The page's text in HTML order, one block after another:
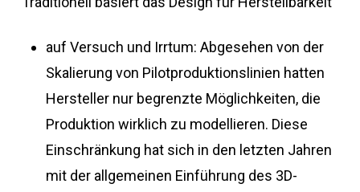
auf Versuch und Irrtum: Abgesehen von der
Skalierung von Pilotproduktionslinien hatten
Hersteller nur begrenzte Möglichkeiten, die
Produktion wirklich zu modellieren. Diese
Einschränkung hat sich in den letzten Jahren
mit der allgemeinen Einführung des 3D-